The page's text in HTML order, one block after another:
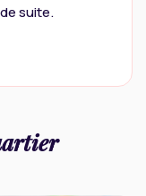
suite.